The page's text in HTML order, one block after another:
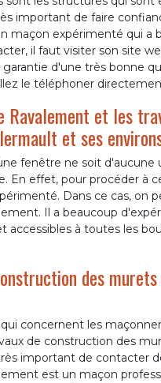
important de faire
maçon expérimenté qui a
il faut visiter son site
garantie d'une très bonne
le téléphoner
Ravalement et les
et ses
fenêtre ne soit d'aucune
En effet, pour procéder à
Dans ce cas, on
Il a beaucoup
accessibles à toutes les
des
concernent les
de construction des
important de contacter
est un maçon